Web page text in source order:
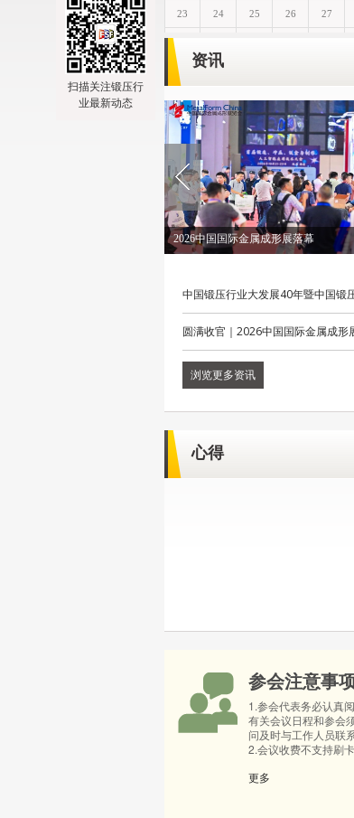
资讯
2026锻造大会圆满落幕
中国锻压行业大发展40年暨中国锻
圆满收官｜2026中国国际金属成形
浏览更多资讯
心得
参会注意事
1.参会代表务必认真
有关会议日程和参会
问及时与工作人员联系
2.会议收费不支持刷
更多
扫描关注锻压行
业最新动态